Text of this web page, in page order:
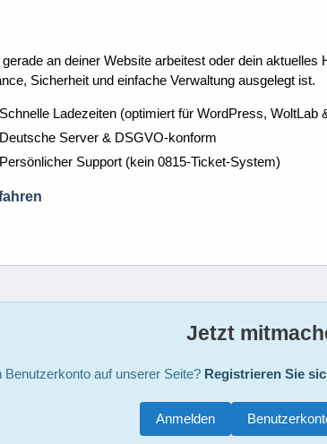
an deiner Website arbeitest oder dein
Sicherheit und einfache Verwaltung ausgelegt ist.
Ladezeiten (optimiert für WordPress, WoltLab
Server & DSGVO-konform
Support (kein 0815-Ticket-System)
Jetzt
Benutzerkonto auf unserer Seite? Registrieren Sie
Anmelden